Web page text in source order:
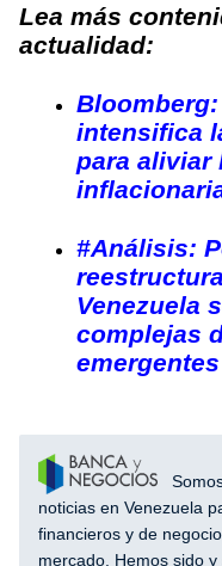
Lea más
actualidad:
Bloomberg:
intensifica
para aliviar
#Análisis:
Venezuela
complejas
emergentes
noticias en Venezuela
financieros y de
mercado. Hemos sido